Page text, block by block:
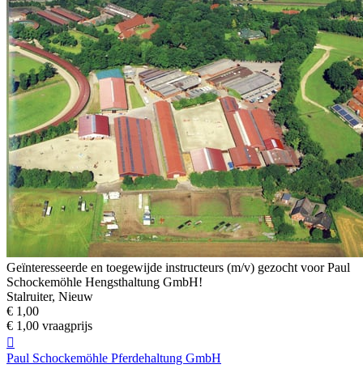
Geïnteresseerde en toegewijde instructeurs (m/v) gezocht voor Paul
Schockemöhle Hengsthaltung GmbH!
Stalruiter, Nieuw
€ 1,00
€ 1,00 vraagprijs

Paul Schockemöhle Pferdehaltung GmbH